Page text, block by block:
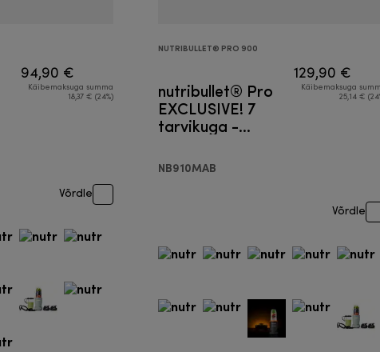
94,90 €
Käibemaksuga summa
18,37 € (24%)
Võrdle
NUTRIBULLET® PRO 900
nutribullet® Pro
EXCLUSIVE! 7
tarvikuga -
NB910MAB
129,90 €
Käibemaksuga
25,14 €
Võrdle